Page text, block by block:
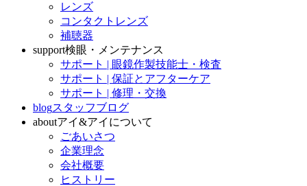
レンズ
コンタクトレンズ
補聴器
support検眼・メンテナンス
サポート | 眼鏡作製技能士・検査
サポート | 保証とアフターケア
サポート | 修理・交換
blogスタッフブログ
aboutアイ&アイについて
ごあいさつ
企業理念
会社概要
ヒストリー